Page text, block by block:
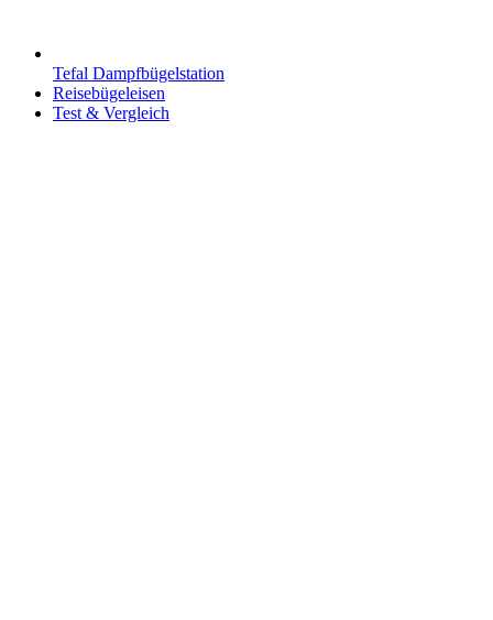
Tefal Dampfbügelstation
Reisebügeleisen
Test & Vergleich